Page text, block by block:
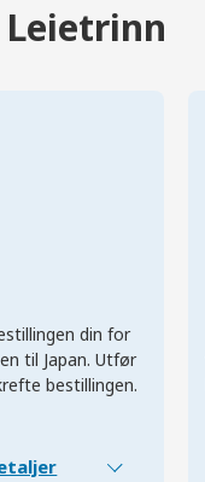
Leietrinn
din for
til Japan. Utfør
bestillingen.